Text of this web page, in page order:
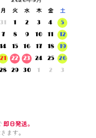
月 火 水 木 金
土
31 1 2 3 4
5
7 8 9 10 11
12
14 15 16 17 18
19
21 22 23 24 25
26
28 29 30 1 2 3
即日発送。
ます。